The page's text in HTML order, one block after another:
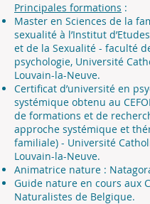
Principales formations :
Master en Sciences de la
sexualité à l’Institut
et de la Sexualité - faculté
psychologie, Université
Louvain-la-Neuve.
Certificat d’université en
systémique obtenu au
de formations et de
approche systémique et
familiale) - Université
Louvain-la-Neuve.
Animatrice nature :
Guide nature en cours aux
Naturalistes de Belgique.